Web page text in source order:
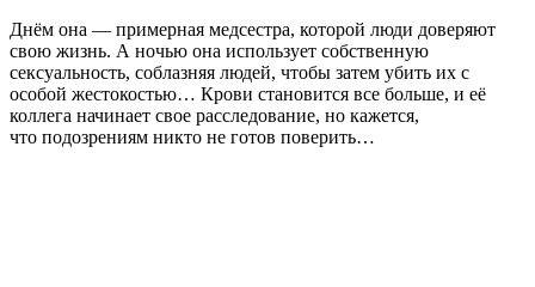
Днём она — примерная медсестра, которой люди доверяют
свою жизнь. А ночью она использует собственную
сексуальность, соблазняя людей, чтобы затем убить их с
особой жестокостью… Крови становится все больше, и её
коллега начинает свое расследование, но кажется,
что подозрениям никто не готов поверить…